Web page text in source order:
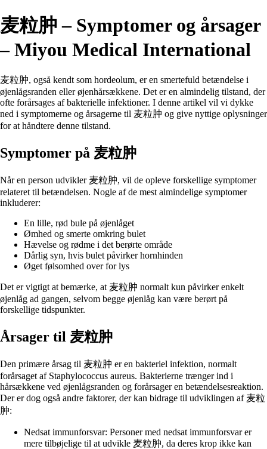
麦粒肿 – Symptomer og årsager
– Miyou Medical International
麦粒肿, også kendt som hordeolum, er en smertefuld betændelse i
øjenlågsranden eller øjenhårsækkene. Det er en almindelig tilstand, der
ofte forårsages af bakterielle infektioner. I denne artikel vil vi dykke
ned i symptomerne og årsagerne til 麦粒肿 og give nyttige oplysninger
for at håndtere denne tilstand.
Symptomer på 麦粒肿
Når en person udvikler 麦粒肿, vil de opleve forskellige symptomer
relateret til betændelsen. Nogle af de mest almindelige symptomer
inkluderer:
En lille, rød bule på øjenlåget
Ømhed og smerte omkring bulet
Hævelse og rødme i det berørte område
Dårlig syn, hvis bulet påvirker hornhinden
Øget følsomhed over for lys
Det er vigtigt at bemærke, at 麦粒肿 normalt kun påvirker enkelt
øjenlåg ad gangen, selvom begge øjenlåg kan være berørt på
forskellige tidspunkter.
Årsager til 麦粒肿
Den primære årsag til 麦粒肿 er en bakteriel infektion, normalt
forårsaget af Staphylococcus aureus. Bakterierne trænger ind i
hårsækkene ved øjenlågsranden og forårsager en betændelsesreaktion.
Der er dog også andre faktorer, der kan bidrage til udviklingen af ​​麦粒
肿:
Nedsat immunforsvar: Personer med nedsat immunforsvar er
mere tilbøjelige til at udvikle 麦粒肿, da deres krop ikke kan